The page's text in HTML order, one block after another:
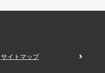
サイトマップ